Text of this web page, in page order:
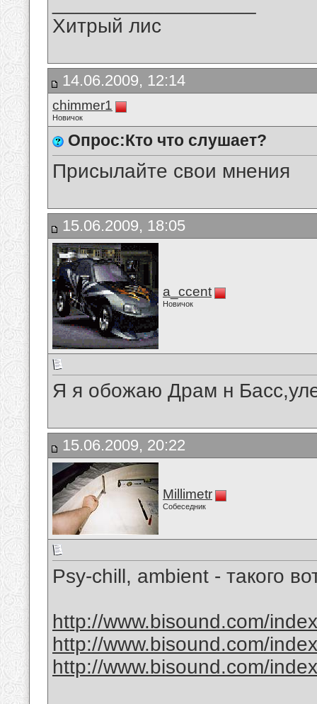
Хитрый лис
14.06.2009, 12:14
chimmer1
Новичок
Опрос:Кто что слушает?
Присылайте свои мнения
15.06.2009, 18:05
a_ccent
Новичок
Я я обожаю Драм н
15.06.2009, 20:22
Millimetr
Собеседник
Psy-chill, ambient - такого
http://www.bisound.com/
http://www.bisound.com/
http://www.bisound.com/